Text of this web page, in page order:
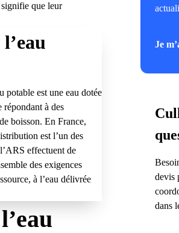
signifie que leur
potable est une eau dotée
à des
boisson. En France,
est l’un des
effectuent de
des exigences
à l’eau délivrée
Je
devis
dans